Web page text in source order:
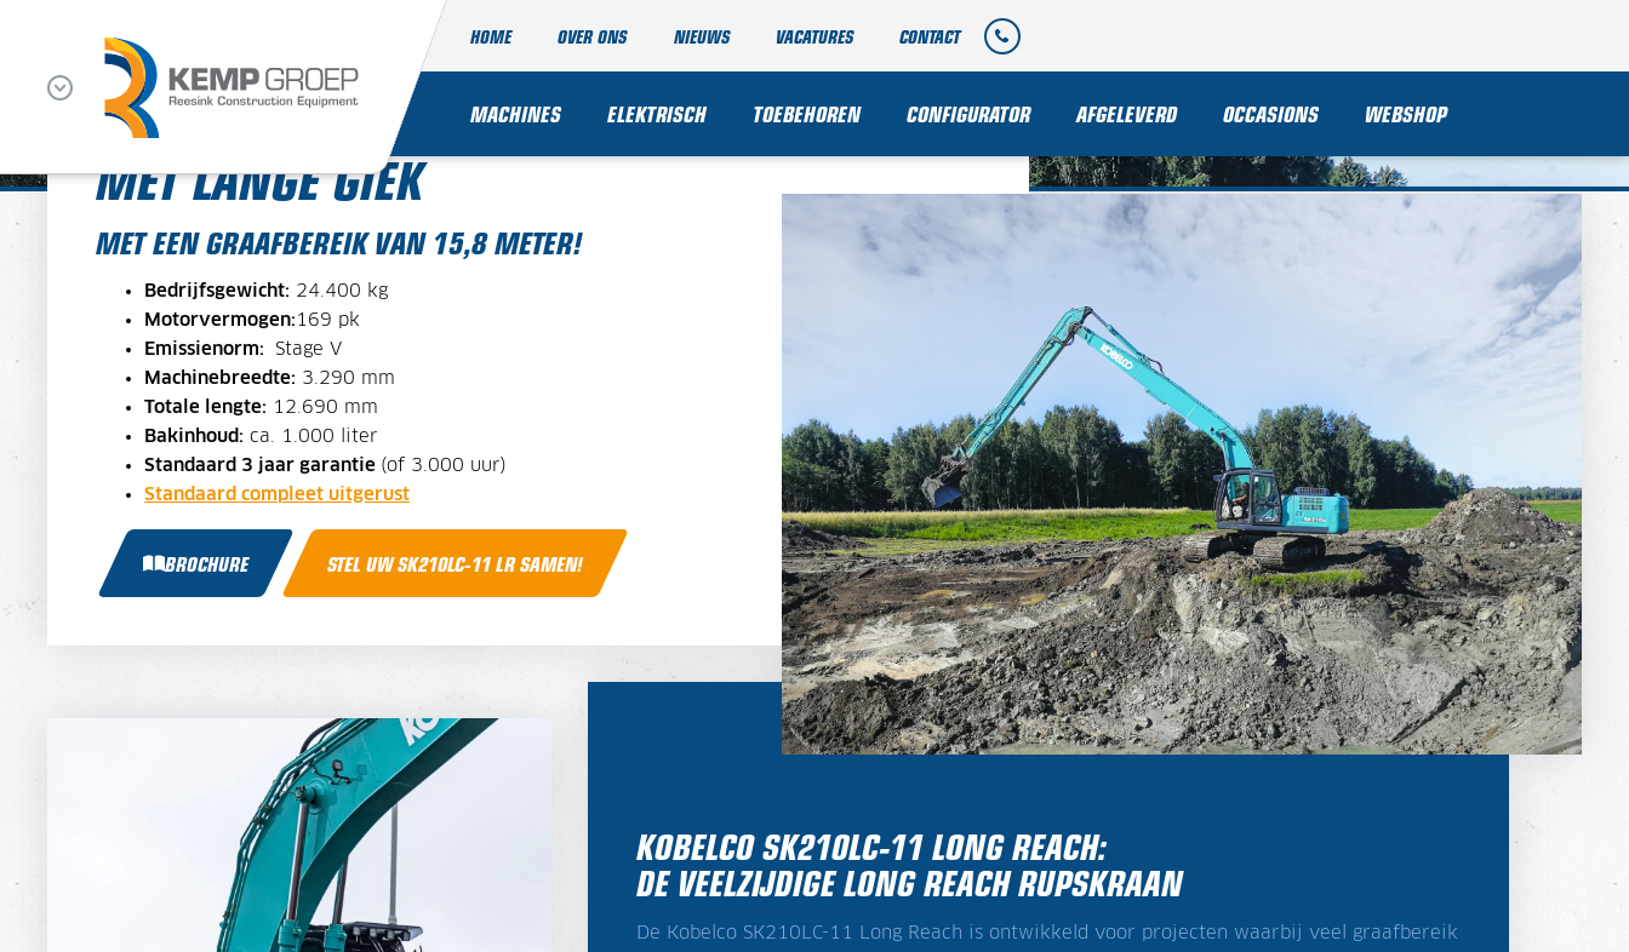
HOME OVER ONS NIEUWS VACATURES CONTACT
MACHINES ELEKTRISCH TOEBEHOREN CONFIGURATOR AFGELEVERD OCCASIONS WEBSHOP
KOBELCO SK210LC-11E
MET LANGE GIEK
MET EEN GRAAFBEREIK VAN 15,8 METER!
Bedrijfsgewicht: 24.400 kg
Motorvermogen: 169 pk
Emissienorm:
Stage V
Machinebreedte: 3.290 mm
Totale lengte: 12.690 mm
Bakinhoud: ca. 1.000 liter
Standaard 3 jaar garantie (of 3.000 uur)
Standaard compleet uitgerust
BROCHURE STEL UW SK210LC-11 LR SAMEN!
KOBELCO SK210LC-11 LONG REACH:
DE VEELZIJDIGE LONG REACH RUPSKRAAN
De Kobelco SK210LC-11 Long Reach is ontwikkeld voor projecten waarbij veel graafbereik